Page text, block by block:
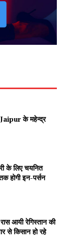
Jaipur के महेन्द्र
के लिए चयनित
होगी इन-पर्सन
आयी रेगिस्तान की
से किसान हो रहे